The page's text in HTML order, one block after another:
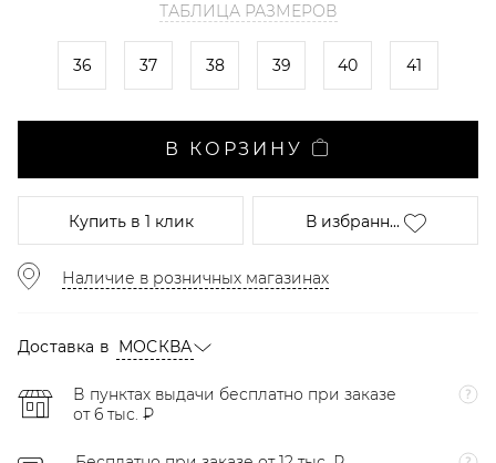
ТАБЛИЦА РАЗМЕРОВ
36 37 38 39 40 41
В КОРЗИНУ
Купитьв 1 клик В избранн...
Наличие в розничных магазинах
Доставка в МОСКВА
В пунктах выдачи бесплатно при заказе
от 6 тыс. ₽